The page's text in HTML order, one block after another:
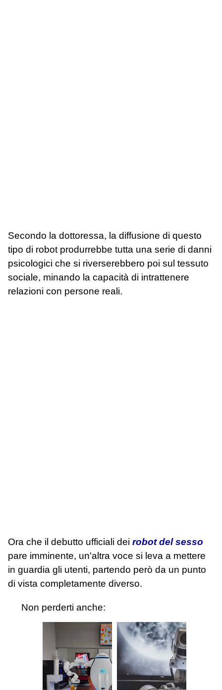
Secondo la dottoressa, la diffusione di questo
tipo di robot produrrebbe tutta una serie di danni
psicologici che si riverserebbero poi sul tessuto
sociale, minando la capacità di intrattenere
relazioni con persone reali.
Ora che il debutto ufficiali dei robot del sesso
pare imminente, un'altra voce si leva a mettere
in guardia gli utenti, partendo però da un punto
di vista completamente diverso.
Non perderti anche: